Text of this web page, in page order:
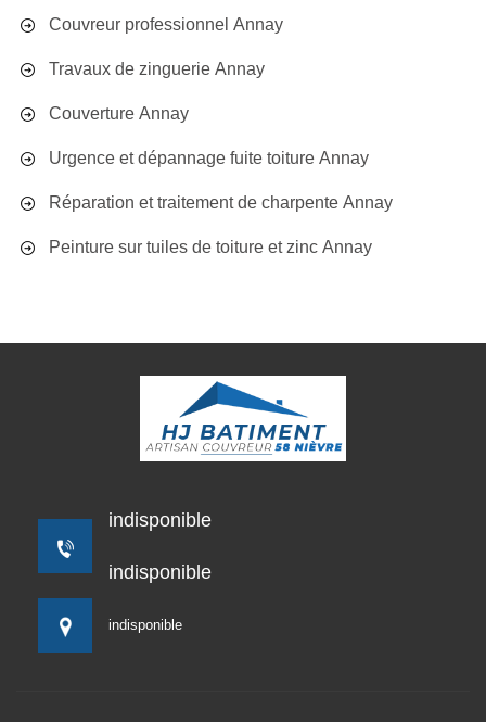
Couvreur professionnel Annay
Travaux de zinguerie Annay
Couverture Annay
Urgence et dépannage fuite toiture Annay
Réparation et traitement de charpente Annay
Peinture sur tuiles de toiture et zinc Annay
indisponible
indisponible
indisponible